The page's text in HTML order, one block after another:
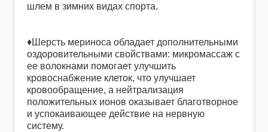
шлем в зимних видах спорта.
♦Шерсть мериноса обладает дополнительными
оздоровительными свойствами: микромассаж с
ее волокнами помогает улучшить
кровоснабжение клеток, что улучшает
кровообращение, а нейтрализация
положительных ионов оказывает благотворное
и успокаивающее действие на нервную
систему.